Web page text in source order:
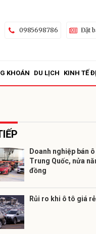
0985698786 Đặt
KHOÁN DU LỊCH KINH TẾ
Doanh nghiệp bán
Trung Quốc, nửa
đồng
Rủi ro khi ô tô giá